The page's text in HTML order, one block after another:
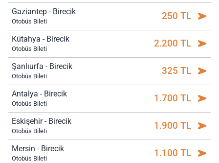
Gaziantep - Birecik
Otobüs Bileti 250 TL
Kütahya - Birecik
Otobüs Bileti 2.200 TL
Şanlıurfa - Birecik
Otobüs Bileti 325 TL
Antalya - Birecik
Otobüs Bileti 1.700 TL
Eskişehir - Birecik
Otobüs Bileti 1.900 TL
Mersin - Birecik
Otobüs Bileti 1.100 TL